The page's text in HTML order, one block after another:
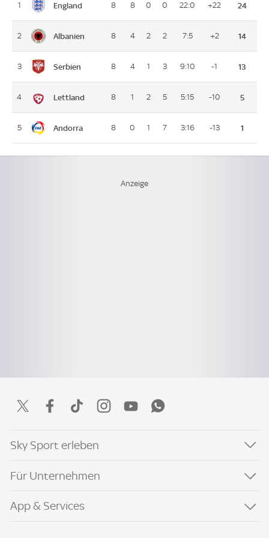
1 England 8 8 0 0 22:0 +22 24
2 Albanien 8 4 2 2 7:5 +2 14
3 Serbien 8 4 1 3 9:10 -1 13
4 Lettland 8 1 2 5 5:15 -10 5
5 Andorra 8 0 1 7 3:16 -13 1
Sky Sport erleben
Für Unternehmen
App & Services